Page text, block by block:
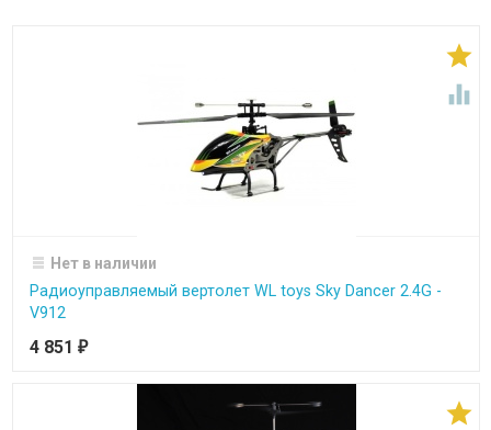


Нет в наличии
Радиоуправляемый вертолет WL toys Sky Dancer 2.4G -
V912
4 851 ₽
